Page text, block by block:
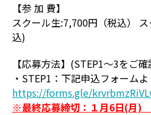
【参 加 費】
スクール生:7,700円（税込）
込)
【応募方法】(STEP1～3をご
・STEP1：下記申込フォームよ
https://forms.gle/
※最終応募締切：１月6日(月)